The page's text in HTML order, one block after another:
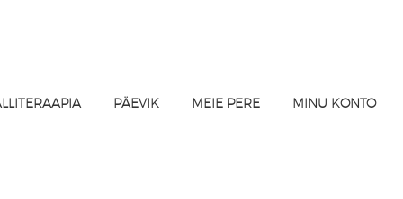
PÄEVIK MEIE PERE MINU KONTO